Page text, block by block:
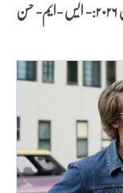
۲۰۲۶:- ایس -ایم- حسن